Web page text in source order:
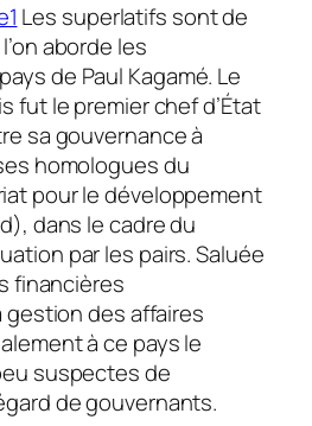
Les superlatifs sont de
aborde les
de Paul Kagamé. Le
fut le premier chef d’État
sa gouvernance à
homologues du
pour le développement
dans le cadre du
par les pairs. Saluée
financières
des affaires
à ce pays le
suspectes de
de gouvernants.